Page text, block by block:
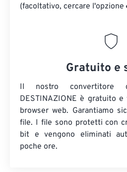
(facoltativo, cercare l'opzione
Gratuito e
Il nostro convertitore
DESTINAZIONE è gratuito
browser web. Garantiamo
file. I file sono protetti con
bit e vengono eliminati
poche ore.